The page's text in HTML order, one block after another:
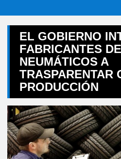
EL GOBIERNO
FABRICANTES DE
NEUMÁTICOS A
TRASPARENTAR
PRODUCCIÓN